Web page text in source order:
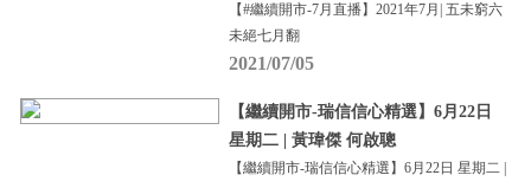
【#繼續開市-7月直播】2021年7月| 五未窮六
未絕七月翻
2021/07/05
【繼續開市-瑞信信心精選】6月22日
星期二 | 黃瑋傑 何啟聰
【繼續開市-瑞信信心精選】6月22日 星期二 |